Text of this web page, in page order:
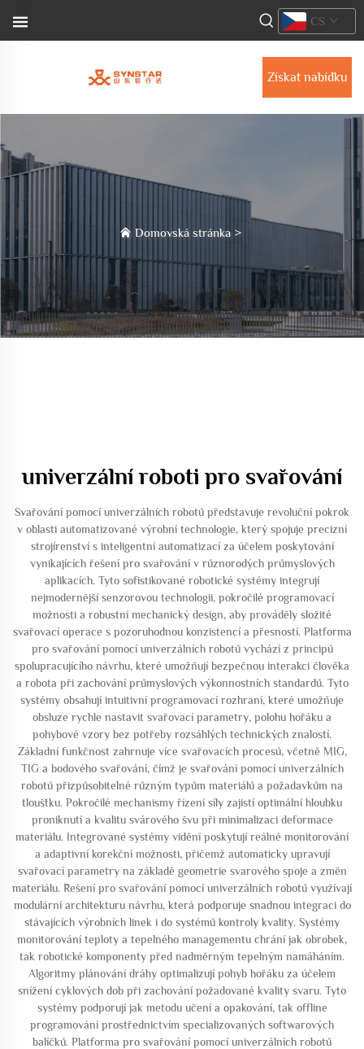
Získat nabídku
CS
Domovská stránka >
univerzální roboti pro svařování
Svařování pomocí univerzálních robotů představuje revoluční pokrok
v oblasti automatizované výrobní technologie, který spojuje precizní
strojírenství s inteligentní automatizací za účelem poskytování
vynikajících řešení pro svařování v různorodých průmyslových
aplikacích. Tyto sofistikované robotické systémy integrují
nejmodernější senzorovou technologii, pokročilé programovací
možnosti a robustní mechanický design, aby prováděly složité
svařovací operace s pozoruhodnou konzistencí a přesností. Platforma
pro svařování pomocí univerzálních robotů vychází z principů
spolupracujícího návrhu, které umožňují bezpečnou interakci člověka
a robota při zachování průmyslových výkonnostních standardů. Tyto
systémy obsahují intuitivní programovací rozhraní, které umožňuje
obsluze rychle nastavit svařovací parametry, polohu hořáku a
pohybové vzory bez potřeby rozsáhlých technických znalostí.
Základní funkčnost zahrnuje více svařovacích procesů, včetně MIG,
TIG a bodového svařování, čímž je svařování pomocí univerzálních
robotů přizpůsobitelné různým typům materiálů a požadavkům na
tloušťku. Pokročilé mechanismy řízení síly zajistí optimální hloubku
proniknutí a kvalitu svárového švu při minimalizaci deformace
materiálu. Integrované systémy vidění poskytují reálné monitorování
a adaptivní korekční možnosti, přičemž automaticky upravují
svařovací parametry na základě geometrie svarového spoje a změn
materiálu. Řešení pro svařování pomocí univerzálních robotů využívají
modulární architekturu návrhu, která podporuje snadnou integraci do
stávajících výrobních linek i do systémů kontroly kvality. Systémy
monitorování teploty a tepelného managementu chrání jak obrobek,
tak robotické komponenty před nadměrným tepelným namáháním.
Algoritmy plánování dráhy optimalizují pohyb hořáku za účelem
snížení cyklových dob při zachování požadované kvality svaru. Tyto
systémy podporují jak metodu učení a opakování, tak offline
programování prostřednictvím specializovaných softwarových
balíčků. Platforma pro svařování pomocí univerzálních robotů